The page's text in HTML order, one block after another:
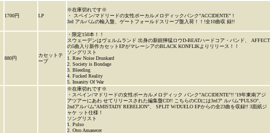
1700円 LP
※在庫切れです※
・ スペイン/マドリードの女性ボーカルメロディックパンク"ACCIDENTE"！
3rd アルバムの輸入盤、ゲートフォールドスリーブ盤入荷！！!全10曲収 録!!
880円
カセットテ
ープ
・限定150本！！
スウェーデンはヴェルムランド 出身の新鋭獰猛ロウD-BEATハードコア・バンド、 AFFECT
の5曲入り新作カセットEPがマレーシアのBLACK KONFLIKよりリリース！！
ソングリスト
1. Raw Noise Drunkard
2. Society is Bondage
3. Bleeding
4. Fucked Reality
5. Insanity Of War
※在庫切れです※
・スペイン/マドリードの女性ボーカルメロディック パンク"ACCIDENTE"!! '19年東南アジ
アツアーにあわ せてリリースされた編集盤CD!! こちらのCDには3rdア ルバム"PULSO"、
2ndアルバム"AMISTADY REBELION"、 SPLIT W/DUELO EPからの全23曲を収録!! 3面紙ジ
ャケ ット仕様！
ソングリスト
1. Pulso
2. Otro Amanecer